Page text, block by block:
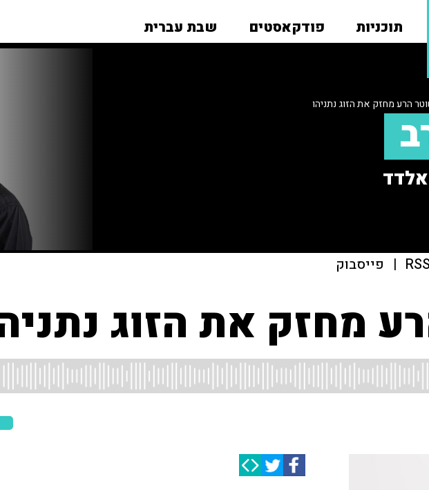
תוכניות פודקאסטים שבת עברית
הרע מחזק את הזוג נתניהו
אלדד
RSS
| פייסבוק
מחזק את הזוג